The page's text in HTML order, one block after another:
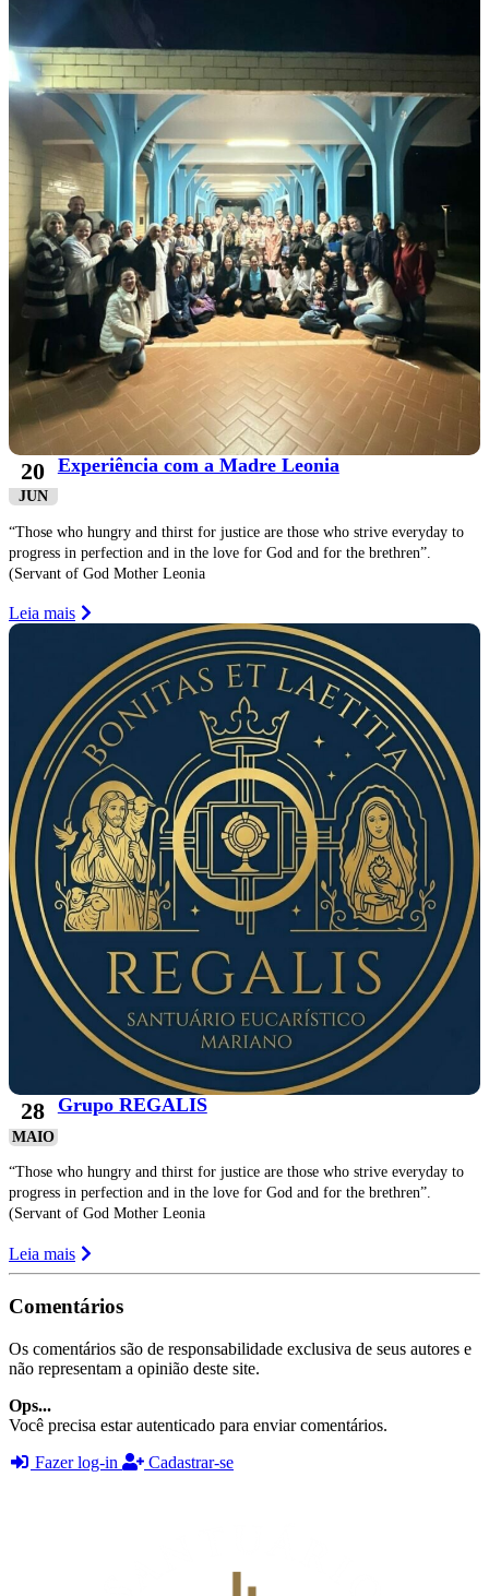
20
JUN
Experiência com a Madre Leonia
“Those who hungry and thirst for justice are those who strive everyday to
progress in perfection and in the love for God and for the brethren”.
(Servant of God Mother Leonia
Leia mais
28
MAIO
Grupo REGALIS
“Those who hungry and thirst for justice are those who strive everyday to
progress in perfection and in the love for God and for the brethren”.
(Servant of God Mother Leonia
Leia mais
Comentários
Os comentários são de responsabilidade exclusiva de seus autores e
não representam a opinião deste site.
Ops...
Você precisa estar autenticado para enviar comentários.
Fazer log-in
Cadastrar-se